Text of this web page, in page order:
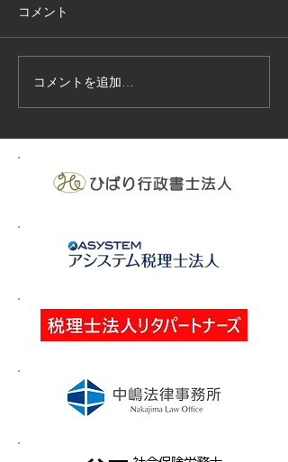
技能実習生１２名入国-フ
ィリピン、ベトナム
コメント
コメントを追加…